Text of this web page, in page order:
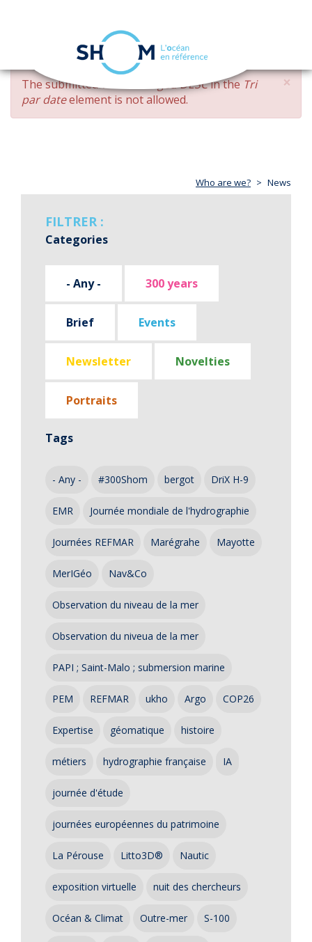
Skip
main
content
navigation
×
ERROR
MESSAGE
The submitted value changed DESCin the Tri
par dateelement is not allowed.
Who are we? News
FILTRER :
Categories
- Any - 300 years
Brief Events
Newsletter Novelties
Portraits
Tags
- Any - #300Shom bergot DriX H-9
EMR Journée mondiale de l'hydrographie
Journées REFMAR Marégrahe Mayotte
MerIGéo Nav&Co
Observation du niveau de la mer
Observation du niveua de la mer
PAPI ; Saint-Malo ; submersion marine
PEM REFMAR ukho Argo COP26
Expertise géomatique histoire
métiers hydrographie française IA
journée d'étude
journées européennes du patrimoine
La Pérouse Litto3D® Nautic
exposition virtuelle nuit des chercheurs
Océan & Climat Outre-mer S-100